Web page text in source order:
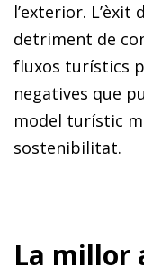
l’exterior. L’èxit
detriment de
fluxos turístics
negatives que
model turístic
sostenibilitat.
La millor